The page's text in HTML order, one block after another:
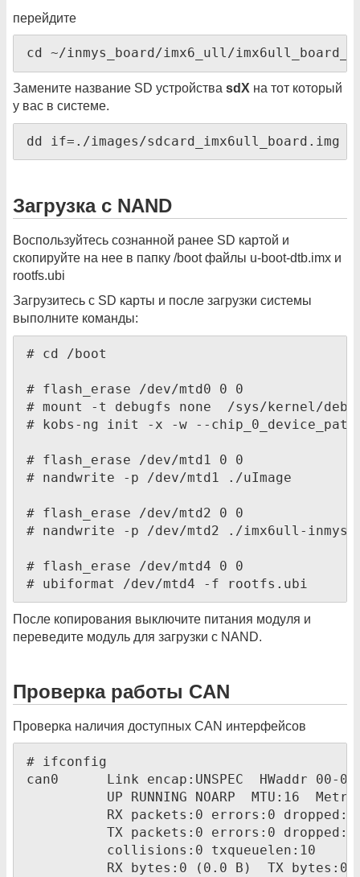
перейдите
cd ~/inmys_board/imx6_ull/
Замените название SD устройства sdX на тот который
у вас в системе.
dd if=./images/sdcard_imx6ull_board.img
Загрузка с NAND
Воспользуйтесь сознанной ранее SD картой и
скопируйте на нее в папку /boot файлы u-boot-dtb.imx и
rootfs.ubi
Загрузитесь с SD карты и после загрузки системы
выполните команды:
# cd /boot
# flash_erase /dev/mtd0 0 0
# mount -t debugfs none  /sys/kernel/
# kobs-ng init -x -w --
# flash_erase /dev/mtd1 0 0
# nandwrite -p /dev/mtd1 ./uImage
# flash_erase /dev/mtd2 0 0
# nandwrite -p /dev/mtd2 ./imx6ull-inmys-
# flash_erase /dev/mtd4 0 0
# ubiformat /dev/mtd4 -f rootfs.ubi
После копирования выключите питания модуля и
переведите модуль для загрузки с NAND.
Проверка работы CAN
Проверка наличия доступных CAN интерфейсов
# ifconfig
can0      Link encap:UNSPEC  HWaddr 00-
UP RUNNING NOARP  MTU:16
RX packets:0 errors:0
TX packets:0 errors:0
          collisions:0 txqueuelen:10
RX bytes:0 (0.0 B)  TX bytes:0